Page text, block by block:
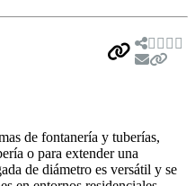
de fontanería y tuberías,
o para extender una
de diámetro es versátil y se